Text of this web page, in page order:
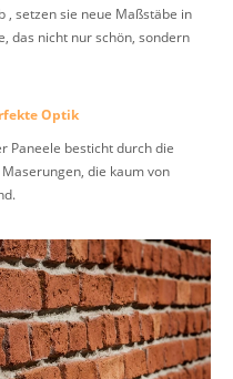
, setzen sie neue Maßstäbe in
das nicht nur schön, sondern
Optik
Paneele besticht durch die
die kaum von